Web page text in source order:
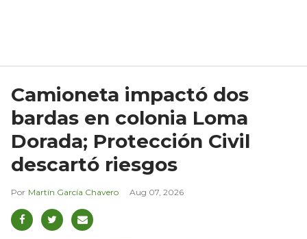
Camioneta impactó dos
bardas en colonia Loma
Dorada; Protección Civil
descartó riesgos
Martín García Chavero Aug 07, 2026